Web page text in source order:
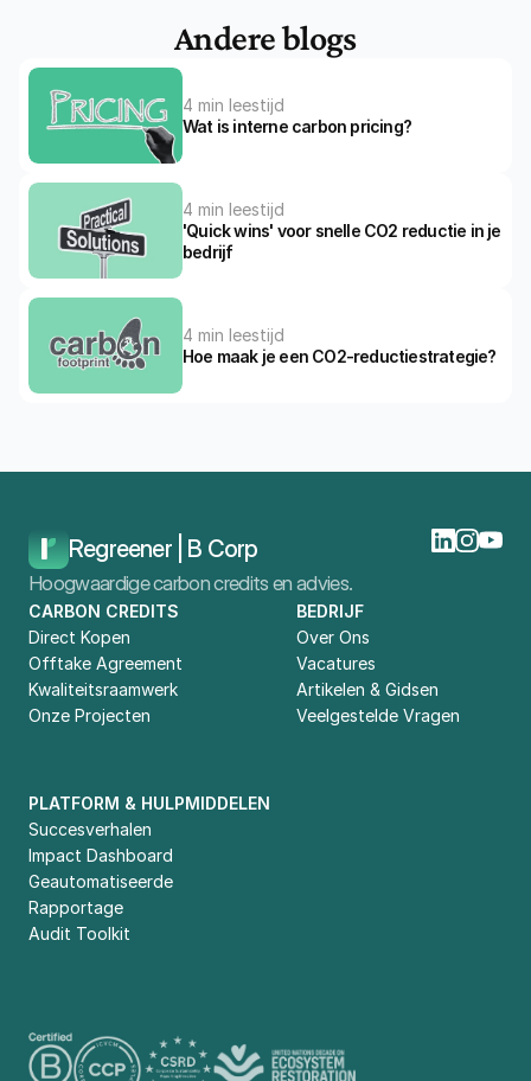
Andere blogs
4 min leestijd
Wat is interne carbon pricing?
4 min leestijd
'Quick wins' voor snelle CO2 reductie in je
bedrijf
4 min leestijd
Hoe maak je een CO2-reductiestrategie?
Regreener | B Corp
Hoogwaardige carbon credits en advies.
CARBON CREDITS
Direct Kopen
Offtake Agreement
Kwaliteitsraamwerk
Onze Projecten
PLATFORM & HULPMIDDELEN
Succesverhalen
Impact Dashboard
Geautomatiseerde
Rapportage
Audit Toolkit
BEDRIJF
Over Ons
Vacatures
Artikelen & Gidsen
Veelgestelde Vragen